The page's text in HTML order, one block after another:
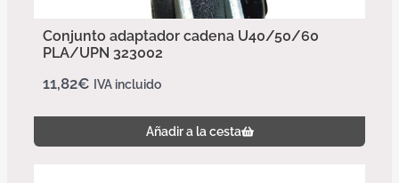
Conjunto adaptador cadena U40/50/60
PLA/UPN 323002
11,82€ IVA incluido
Añadir a la cesta